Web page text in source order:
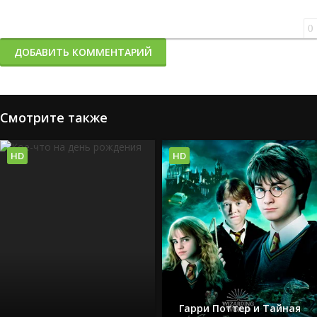
0
ДОБАВИТЬ КОММЕНТАРИЙ
Смотрите также
HD
Гарри Поттер и Тайная
HD